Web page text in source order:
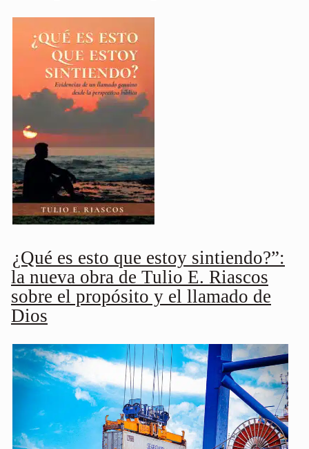
¿Qué es esto que estoy sintiendo?”:
la nueva obra de Tulio E. Riascos
sobre el propósito y el llamado de
Dios